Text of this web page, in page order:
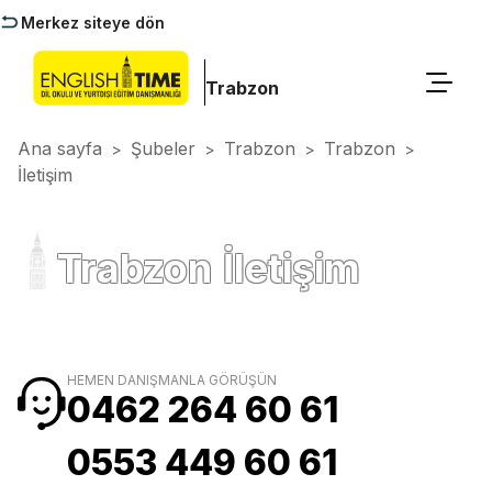
Merkez siteye dön
Trabzon
Ana sayfa > Şubeler > Trabzon > Trabzon >
İletişim
Trabzon İletişim
HEMEN DANIŞMANLA GÖRÜŞÜN
0462 264 60 61
0553 449 60 61